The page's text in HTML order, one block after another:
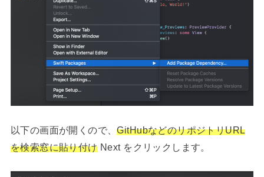
以下の画面が開くので、GitHubなどのリポジトリURL
を検索窓に貼り付けNext をクリックします。